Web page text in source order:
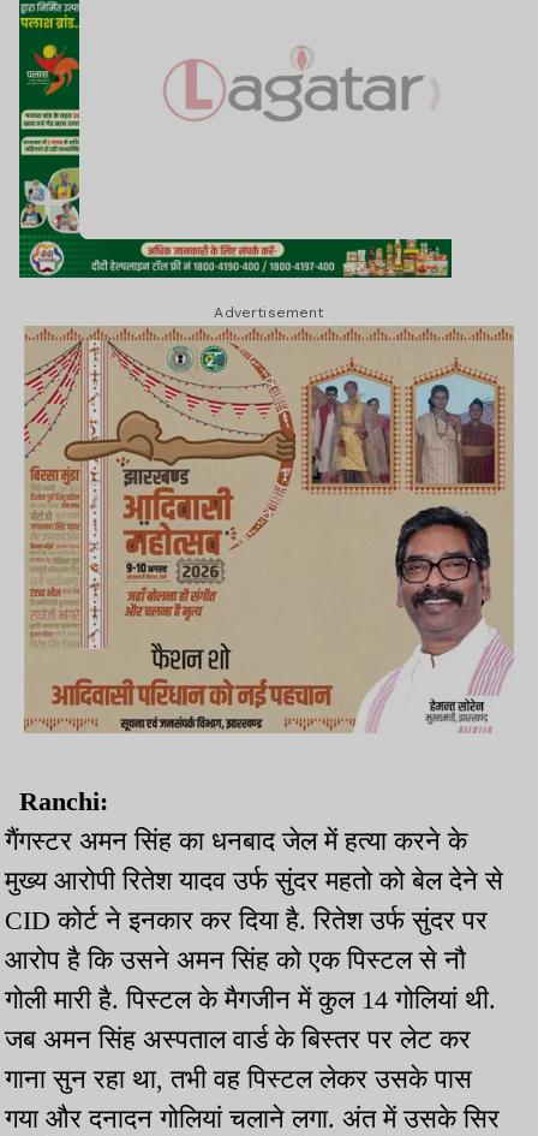
Advertisement
Ranchi:
गैंगस्टर अमन सिंह का धनबाद जेल में हत्या करने के
मुख्य आरोपी रितेश यादव उर्फ सुंदर महतो को बेल देने से
CID कोर्ट ने इनकार कर दिया है. रितेश उर्फ सुंदर पर
आरोप है कि उसने अमन सिंह को एक पिस्टल से नौ
गोली मारी है. पिस्टल के मैगजीन में कुल 14 गोलियां थी.
जब अमन सिंह अस्पताल वार्ड के बिस्तर पर लेट कर
गाना सुन रहा था, तभी वह पिस्टल लेकर उसके पास
गया और दनादन गोलियां चलाने लगा. अंत में उसके सिर